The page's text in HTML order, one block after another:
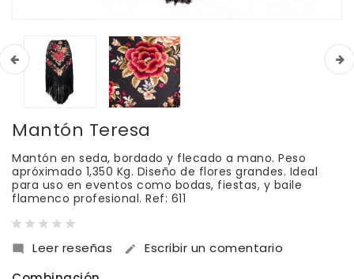
Mantón Teresa
Mantón en seda, bordado y flecado a mano. Peso
apróximado 1,350 Kg. Diseño de flores grandes. Ideal
para uso en eventos como bodas, fiestas, y baile
flamenco profesional. Ref: 611
 Leer reseñas 
Escribir un comentario